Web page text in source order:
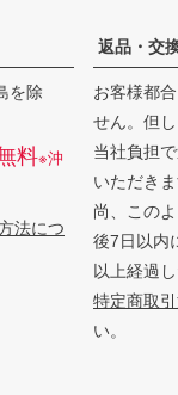
を除
料※沖
法につ
返品・交
お客様都
せん。但
当社負担
いただきま
尚、この
後7日以内
以上経過
特定商取
い。